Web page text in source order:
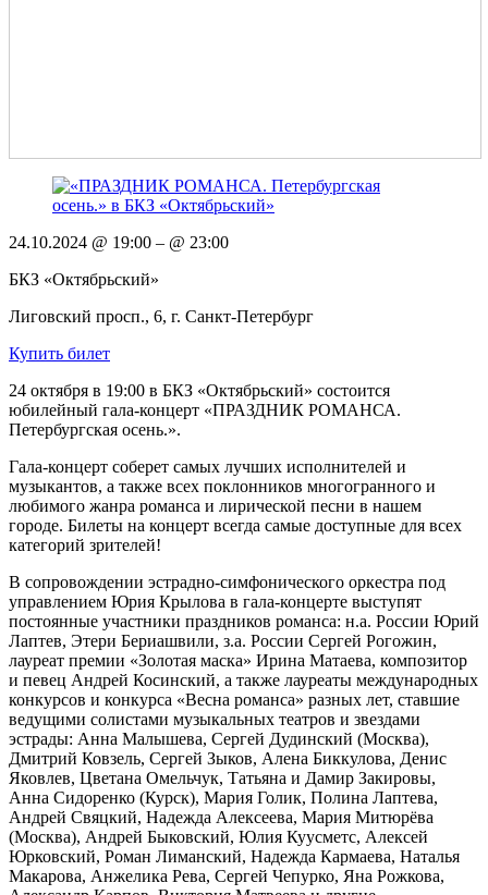
24.10.2024 @ 19:00 – @ 23:00
БКЗ «Октябрьский»
Лиговский просп., 6, г. Санкт-Петербург
Купить билет
24 октября в 19:00 в БКЗ «Октябрьский» состоится
юбилейный гала-концерт «ПРАЗДНИК РОМАНСА.
Петербургская осень.».
Гала-концерт соберет самых лучших исполнителей и
музыкантов, а также всех поклонников многогранного и
любимого жанра романса и лирической песни в нашем
городе. Билеты на концерт всегда самые доступные для всех
категорий зрителей!
В сопровождении эстрадно-симфонического оркестра под
управлением Юрия Крылова в гала-концерте выступят
постоянные участники праздников романса: н.а. России Юрий
Лаптев, Этери Бериашвили, з.а. России Сергей Рогожин,
лауреат премии «Золотая маска» Ирина Матаева, композитор
и певец Андрей Косинский, а также лауреаты международных
конкурсов и конкурса «Весна романса» разных лет, ставшие
ведущими солистами музыкальных театров и звездами
эстрады: Анна Малышева, Сергей Дудинский (Москва),
Дмитрий Ковзель, Сергей Зыков, Алена Биккулова, Денис
Яковлев, Цветана Омельчук, Татьяна и Дамир Закировы,
Анна Сидоренко (Курск), Мария Голик, Полина Лаптева,
Андрей Свяцкий, Надежда Алексеева, Мария Митюрёва
(Москва), Андрей Быковский, Юлия Куусметс, Алексей
Юрковский, Роман Лиманский, Надежда Кармаева, Наталья
Макарова, Анжелика Рева, Сергей Чепурко, Яна Рожкова,